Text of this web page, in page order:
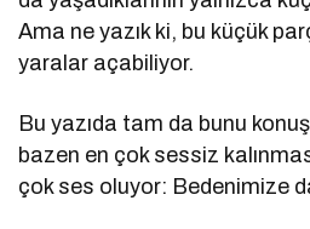
Ama ne yazık ki, bu küçük
yaralar açabiliyor.
Bu yazıda tam da bunu
bazen en çok sessiz
çok ses oluyor: Bedenimize